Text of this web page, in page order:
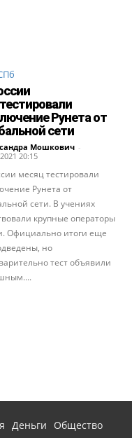
Рунета от
сети
Мошкович -
20:15
месяц тестировали
Рунета от
сети. В учениях
крупные операторы
Официально итоги еще
но
тест объявили
Деньги
Общество